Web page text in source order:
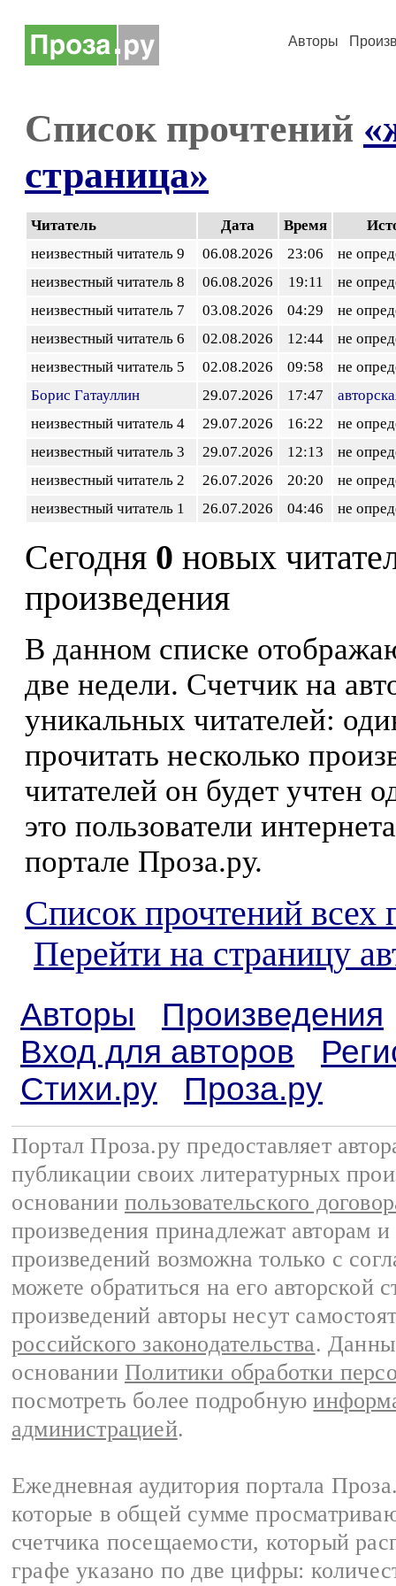
Авторы
Список прочтений
страница»
Читатель Дата Время
неизвестный читатель 9
06.08.2026 23:06
не
неизвестный читатель 8
06.08.2026 19:11
не
неизвестный читатель 7
03.08.2026 04:29
не
неизвестный читатель 6
02.08.2026 12:44
не
неизвестный читатель 5
02.08.2026 09:58
не
Борис Гатауллин
29.07.2026 17:47
неизвестный читатель 4
29.07.2026 16:22
не
неизвестный читатель 3
29.07.2026 12:13
не
неизвестный читатель 2
26.07.2026 20:20
не
неизвестный читатель 1
26.07.2026 04:46 не
Сегодня 0 новых
произведения
В данном списке
две недели. Счетчик на
уникальных читателей:
прочитать несколько
читателей он будет учтен
это пользователи
портале Проза.ру.
Список прочтений всех
Перейти на страницу
Авторы
Произведения
Вход для авторов
Стихи.ру
Проза.ру
Портал Проза.ру предоставляет
публикации своих литературных
основании пользовательского
произведения принадлежат авторам
произведений возможна только с
можете обратиться на его авторской
произведений авторы несут
российского законодательства.
основании Политики обработки
посмотреть более подробную
администрацией.
Ежедневная аудитория портала
которые в общей сумме
счетчика посещаемости, который
графе указано по две цифры: